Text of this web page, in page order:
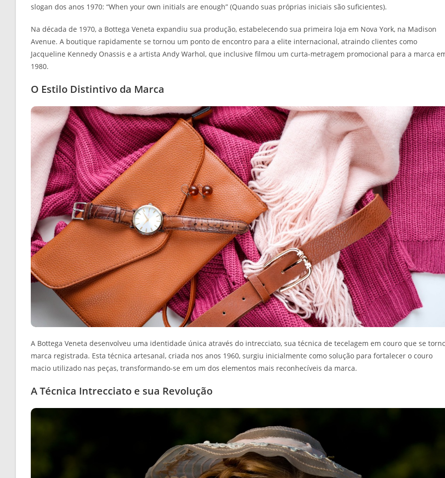
slogan dos anos 1970: “When your own initials are enough” (Quando suas próprias iniciais são suficientes).
Na década de 1970, a Bottega Veneta expandiu sua produção, estabelecendo sua primeira loja em Nova York, na Madison
Avenue. A boutique rapidamente se tornou um ponto de encontro para a elite internacional, atraindo clientes como
Jacqueline Kennedy Onassis e a artista Andy Warhol, que inclusive filmou um curta-metragem promocional para a marca
1980.
O Estilo Distintivo da Marca
A Bottega Veneta desenvolveu uma identidade única através do intrecciato, sua técnica de tecelagem em couro que se
marca registrada. Esta técnica artesanal, criada nos anos 1960, surgiu inicialmente como solução para fortalecer o couro
macio utilizado nas peças, transformando-se em um dos elementos mais reconhecíveis da marca.
A Técnica Intrecciato e sua Revolução